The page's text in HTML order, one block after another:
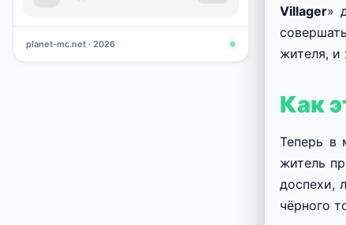
planet-mc.net · 2026
Villager»
жителя, и
Как
Теперь в
житель
доспехи,
чёрного